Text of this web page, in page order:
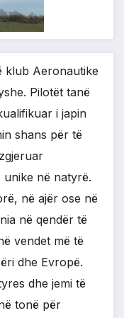
klub Aeronautike
Pilotët tanë
i japin
shans për të
në natyrë.
në ajër ose në
në qendër të
vendet më të
dhe Evropë.
dhe jemi të
tonë për